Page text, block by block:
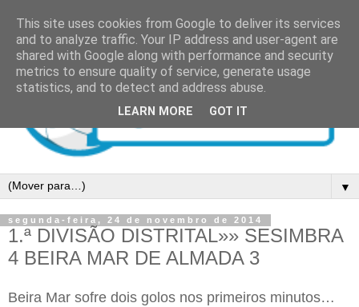
▼
segunda-feira, 24 de novembro de 2014
1.ª DIVISÃO DISTRITAL»» SESIMBRA
4 BEIRA MAR DE ALMADA 3
Beira Mar sofre dois golos nos primeiros minutos…
This site uses cookies from Google to deliver its services
and to analyze traffic. Your IP address and user-agent are
shared with Google along with performance and security
metrics to ensure quality of service, generate usage
statistics, and to detect and address abuse.
LEARN MORE GOT IT